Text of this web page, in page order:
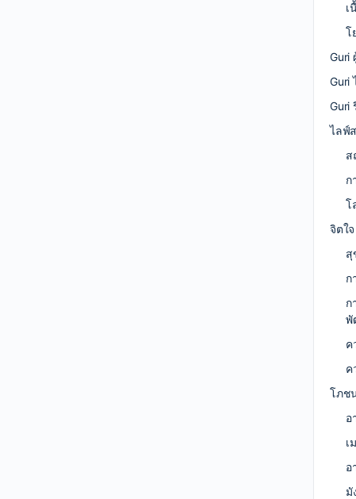
เ
โ
Guri
Guri
Guri
ไลฟ์
ส
ก
โ
จิตใจ
สุ
ก
ก
พั
ค
ค
โภช
อ
เ
อ
มั